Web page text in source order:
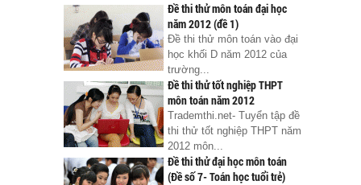
Đề thi thử môn toán đại học
năm 2012 (đề 1)
Đề thi thử môn toán vào đại
học khối D năm 2012 của
trường...
Đề thi thử tốt nghiệp THPT
môn toán năm 2012
Trademthi.net- Tuyển tập đề
thi thử tốt nghiệp THPT năm
2012 môn...
Đề thi thử đại học môn toán
(Đề số 7- Toán học tuổi trẻ)